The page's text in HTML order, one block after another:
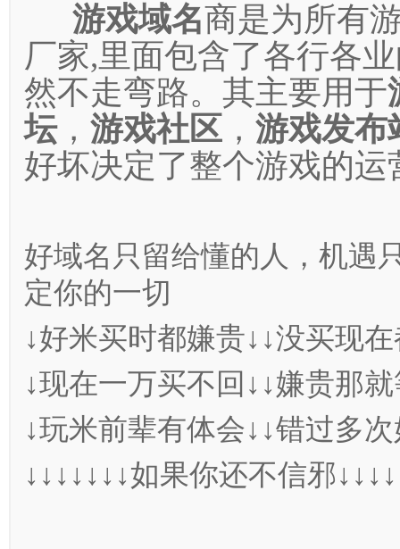
游戏域名商是为所有
厂家,里面包含了各行各
然不走弯路。其主要用于
坛， 游戏社区 ， 游戏发布
好坏决定了整个游戏的运
好域名只留给懂的人，机遇
定你的一切
↓好米买时都嫌贵↓↓没买现
↓现在一万买不回↓↓嫌贵那
↓玩米前辈有体会↓↓错过多
↓↓↓↓↓↓↓如果你还不信邪